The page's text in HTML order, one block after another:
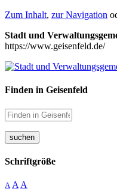
Zum Inhalt, zur Navigation
Stadt und
https://www.geisenfeld.de/
Finden in Geisenfeld
suchen
Schriftgröße
A A A